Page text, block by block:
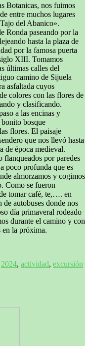
Botanicas, nos fuimos
entre muchos lugares
del Abanico».
Ronda paseando por la
hasta la plaza de
por la famosa puerta
XIII. Tomamos
últimas calles del
camino de Sijuela
asfaltada cuyos
colores con las flores de
y clasificando.
a las encinas y
bosque
flores. El paisaje
que nos llevó hasta
de época medieval.
flanqueados por paredes
poco profunda que es
almorzamos y cogimos
Como se fueron
tomar café, te,…. en
autobuses donde nos
día primaveral rodeado
durante el camino y con
la próxima.
2024, actividad, excursión